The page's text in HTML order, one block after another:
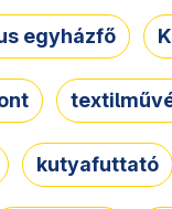
egyházfő
kutyafuttató